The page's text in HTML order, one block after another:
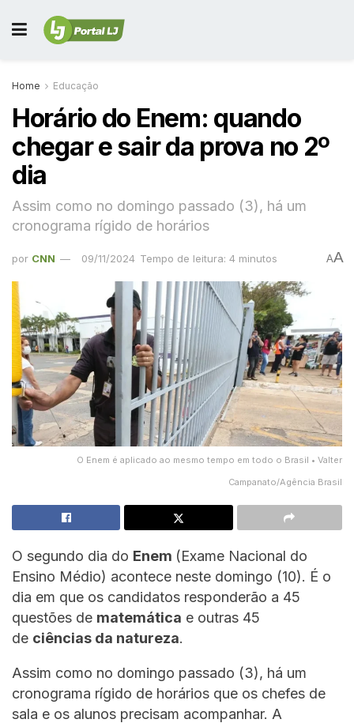
Home Educação
Horário do Enem: quando
chegar e sair da prova no 2º
dia
Assim como no domingo passado (3), há um
cronograma rígido de horários
por CNN 09/11/2024 Tempo de leitura: 4 minutos AA
O Enem é aplicado ao mesmo tempo em todo o Brasil • Valter
Campanato/Agência Brasil
O segundo dia do Enem (Exame Nacional do
Ensino Médio) acontece neste domingo (10). É o
dia em que os candidatos responderão a 45
questões de matemática e outras 45
de ciências da natureza.
Assim como no domingo passado (3), há um
cronograma rígido de horários que os chefes de
sala e os alunos precisam acompanhar. A